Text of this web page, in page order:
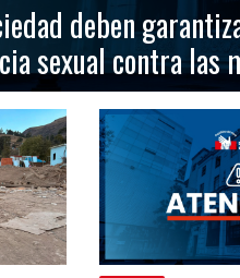
deben
sexual contra las